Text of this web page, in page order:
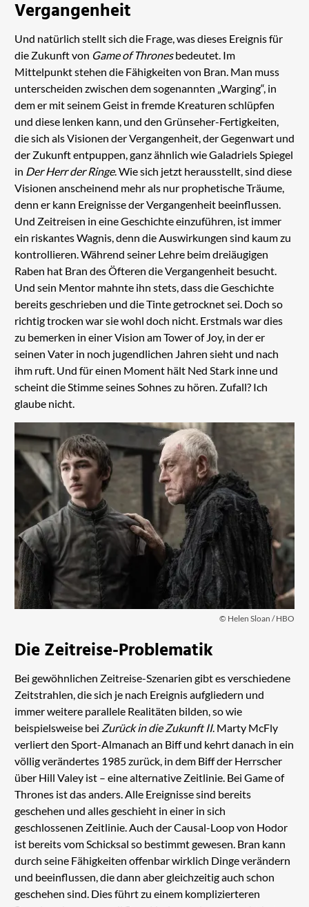
Vergangenheit
Und natürlich stellt sich die Frage, was dieses Ereignis für
die Zukunft von Game of Thronesbedeutet. Im
Mittelpunkt stehen die Fähigkeiten von Bran. Man muss
unterscheiden zwischen dem sogenannten „Warging“, in
dem er mit seinem Geist in fremde Kreaturen schlüpfen
und diese lenken kann, und den Grünseher-Fertigkeiten,
die sich als Visionen der Vergangenheit, der Gegenwart und
der Zukunft entpuppen, ganz ähnlich wie Galadriels Spiegel
in Der Herr der Ringe. Wie sich jetzt herausstellt, sind diese
Visionen anscheinend mehr als nur prophetische Träume,
denn er kann Ereignisse der Vergangenheit beeinflussen.
Und Zeitreisen in eine Geschichte einzuführen, ist immer
ein riskantes Wagnis, denn die Auswirkungen sind kaum zu
kontrollieren. Während seiner Lehre beim dreiäugigen
Raben hat Bran des Öfteren die Vergangenheit besucht.
Und sein Mentor mahnte ihn stets, dass die Geschichte
bereits geschrieben und die Tinte getrocknet sei. Doch so
richtig trocken war sie wohl doch nicht. Erstmals war dies
zu bemerken in einer Vision am Tower of Joy, in der er
seinen Vater in noch jugendlichen Jahren sieht und nach
ihm ruft. Und für einen Moment hält Ned Stark inne und
scheint die Stimme seines Sohnes zu hören. Zufall? Ich
glaube nicht.
© Helen Sloan / HBO
Die Zeitreise-Problematik
Bei gewöhnlichen Zeitreise-Szenarien gibt es verschiedene
Zeitstrahlen, die sich je nach Ereignis aufgliedern und
immer weitere parallele Realitäten bilden, so wie
beispielsweise bei Zurück in die Zukunft II. Marty McFly
verliert den Sport-Almanach an Biff und kehrt danach in ein
völlig verändertes 1985 zurück, in dem Biff der Herrscher
über Hill Valey ist – eine alternative Zeitlinie. Bei Game of
Thrones ist das anders. Alle Ereignisse sind bereits
geschehen und alles geschieht in einer in sich
geschlossenen Zeitlinie. Auch der Causal-Loop von Hodor
ist bereits vom Schicksal so bestimmt gewesen. Bran kann
durch seine Fähigkeiten offenbar wirklich Dinge verändern
und beeinflussen, die dann aber gleichzeitig auch schon
geschehen sind. Dies führt zu einem komplizierteren